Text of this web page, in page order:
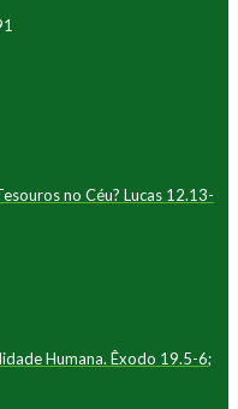
no Céu? Lucas 12.13-
Humana. Êxodo 19.5-6;